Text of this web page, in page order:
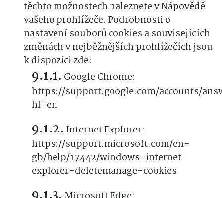
těchto možnostech naleznete v Nápovědě
vašeho prohlížeče. Podrobnosti o
nastavení souborů cookies a souvisejících
změnách v nejběžnějších prohlížečích jsou
k dispozici zde:
Google Chrome:
https://support.google.com/accounts/
hl=en
Internet Explorer:
https://support.microsoft.com/en-
gb/help/17442/windows-internet-
explorer-deletemanage-cookies